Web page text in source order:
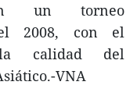
un torneo
el 2008, con el
calidad del
VNA